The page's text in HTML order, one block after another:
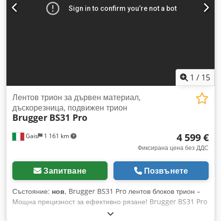
1 / 15
Gais 1 161 km
Лентов трион за дървен материал,
дъскорезница, подвижен трион
Brugger BS31 Pro
4 599 €
Фиксирана цена без ДДС
Запитване Позвънете
Състояние: нов, Brugger BS31 Pro лентов блоков трион –
Мощна прецизност за ефективно рязане! Brugger BS31 Pro
е просто, но добре обмислено трионово съоръжение, което